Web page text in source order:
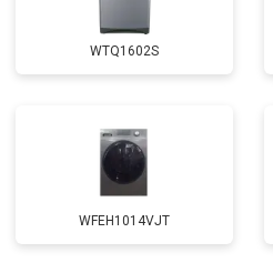
Замена крестовины
Замена подшипников
Замена мотора
WTQ1602S
WFEH1014VJT